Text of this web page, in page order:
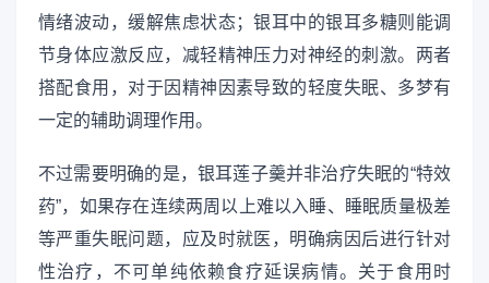
情绪波动，缓解焦虑状态；银耳中的银耳多糖则能调
节身体应激反应，减轻精神压力对神经的刺激。两者
搭配食用，对于因精神因素导致的轻度失眠、多梦有
一定的辅助调理作用。
不过需要明确的是，银耳莲子羹并非治疗失眠的“特效
药”，如果存在连续两周以上难以入睡、睡眠质量极差
等严重失眠问题，应及时就医，明确病因后进行针对
性治疗，不可单纯依赖食疗延误病情。关于食用时